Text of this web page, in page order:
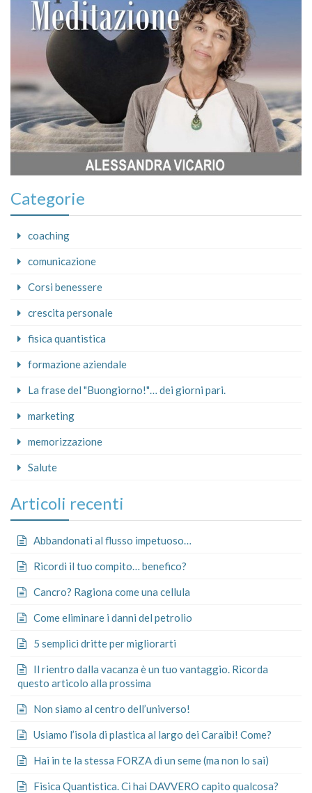
Categorie
coaching
comunicazione
Corsi benessere
crescita personale
fisica quantistica
formazione aziendale
La frase del "Buongiorno!"… dei giorni pari.
marketing
memorizzazione
Salute
Articoli recenti
Abbandonati al flusso impetuoso…
Ricordi il tuo compito… benefico?
Cancro? Ragiona come una cellula
Come eliminare i danni del petrolio
5 semplici dritte per migliorarti
Il rientro dalla vacanza è un tuo vantaggio. Ricorda
questo articolo alla prossima
Non siamo al centro dell’universo!
Usiamo l’isola di plastica al largo dei Caraibi! Come?
Hai in te la stessa FORZA di un seme (ma non lo sai)
Fisica Quantistica. Ci hai DAVVERO capito qualcosa?